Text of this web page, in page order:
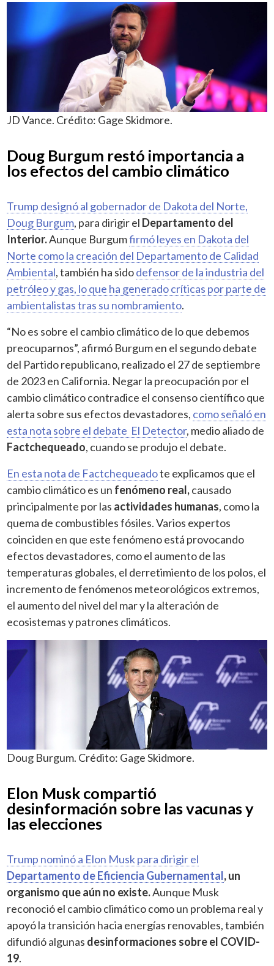
JD Vance. Crédito: Gage Skidmore.
Doug Burgum restó importancia a
los efectos del cambio climático
Trump designó al gobernador de Dakota del Norte,
Doug Burgum, para dirigir el Departamento del
Interior.Aunque Burgumfirmó leyes en Dakota del
Norte como la creación del Departamento de Calidad
Ambiental, también ha sidodefensor de la industria del
petróleo y gas, lo que ha generado críticas por parte de
ambientalistas tras su nombramiento.
“No es sobre el cambio climático de lo que debemos
preocuparnos”, afirmó Burgum en el segundo debate
del Partido republicano, realizado el 27 de septiembre
de 2023 en California. Negar la preocupación por el
cambio climático contradice el consenso científico que
alerta sobre sus efectos devastadores, como señaló en
esta nota sobre el debate El Detector, medio aliado de
Factchequeado, cuando se produjo el debate.
En esta nota de Factchequeadote explicamos que el
cambio climático es un fenómeno real,causado
principalmente por las actividades humanas, como la
quema de combustibles fósiles. Varios expertos
coinciden en que este fenómeno está provocando
efectos devastadores, como el aumento de las
temperaturas globales, el derretimiento de los polos, el
incremento de fenómenos meteorológicos extremos,
el aumento del nivel del mar y la alteración de
ecosistemas y patrones climáticos.
Doug Burgum. Crédito: Gage Skidmore.
Elon Musk compartió
desinformación sobre las vacunas y
las elecciones
Trump nominó a Elon Musk para dirigir el
Departamento de Eficiencia Gubernamental, un
organismo que aún no existe.Aunque Musk
reconoció el cambio climático como un problema real y
apoyó la transición hacia energías renovables, también
difundió algunas desinformaciones sobre el COVID-
19.